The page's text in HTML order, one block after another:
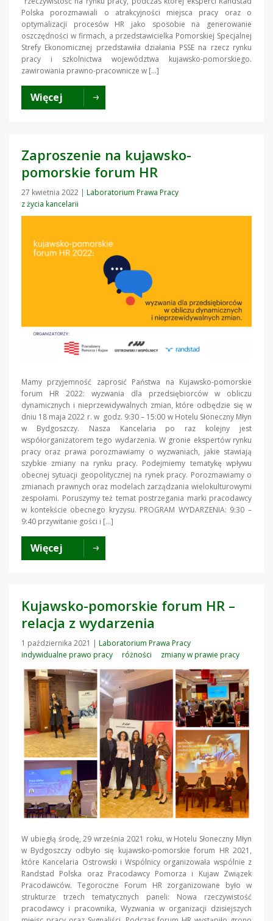
Polska porozmawiali o atrakcyjności miejsca pracy oraz o
optymalizacji procesów HR jako sposobie na generowanie
oszczędności w firmach, a przedstawicielka Pomorskiej Specjalnej
Strefy Ekonomicznej przedstawiła działania PSSE na rzecz rynku
pracy i szkolnictwa województwa kujawsko-pomorskiego.
zawirowania prawno-pracownicze w […]
Więcej
Zaproszenie na kujawsko-
pomorskie forum HR
27 kwietnia 2022 | Laboratorium Prawa Pracy
z życia kancelarii
Mamy przyjemność zaprosić Państwa na Kujawsko-pomorskie
forum HR 2022: wyzwania dla przedsiębiorców w obliczu
dynamicznych i nieprzewidywalnych zmian, które odbędzie się w
dniu 18 maja 2022 r. w godz. 9:30 – 15:00 w Hotelu Słoneczny Młyn
w Bydgoszczy. Nasza Kancelaria po raz kolejny jest
współorganizatorem tego wydarzenia. W gronie ekspertów rynku
pracy oraz prawa porozmawiamy o wyzwaniach, jakie stawiają
szybkie zmiany na rynku pracy. Podejmiemy tematykę wpływu
obecnej sytuacji geopolitycznej na rynek pracy. Porozmawiamy o
zmianach prawnych oraz modelach zarządzania wielokulturowymi
zespołami. Poruszymy też temat postrzegania marki pracodawcy
w kontekście obecnego kryzysu. PROGRAM WYDARZENIA: 9:30 –
9:40 przywitanie gości i […]
Więcej
Kujawsko-pomorskie forum HR –
relacja z wydarzenia
1 października 2021 | Laboratorium Prawa Pracy
indywidualne prawo pracy
różności zmiany w prawie pracy
W ubiegłą środę, 29 września 2021 roku, w Hotelu Słoneczny Młyn
w Bydgoszczy odbyło się kujawsko-pomorskie forum HR 2021,
które Kancelaria Ostrowski i Wspólnicy organizowała wspólnie z
Randstad Polska oraz Pracodawcy Pomorza i Kujaw Związek
Pracodawców. Tegoroczne Forum HR zorganizowane było w
strukturze trzech tematycznych paneli: Nowa rzeczywistość
pracodawcy i pracownika, Wyzwania w organizacji dzisiejszych